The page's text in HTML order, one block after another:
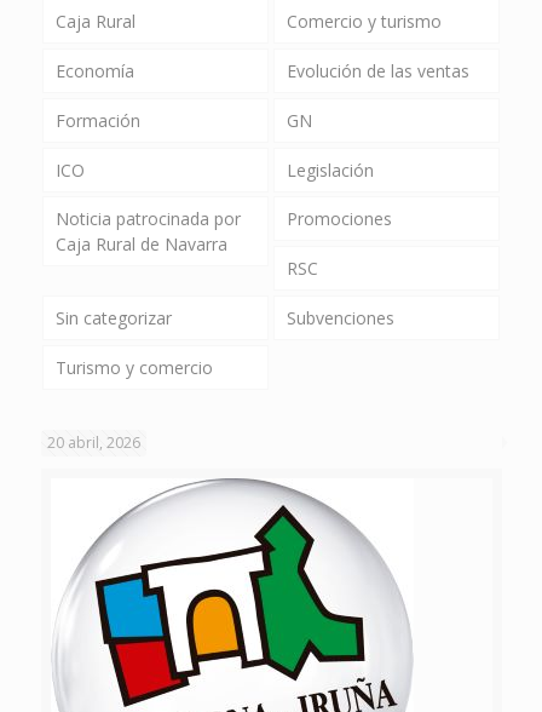
Caja Rural Comercio y turismo
Economía Evolución de las ventas
Formación GN
ICO Legislación
Noticia patrocinada por
Caja Rural de Navarra
Promociones
RSC
Sin categorizar Subvenciones
Turismo y comercio
20 abril, 2026